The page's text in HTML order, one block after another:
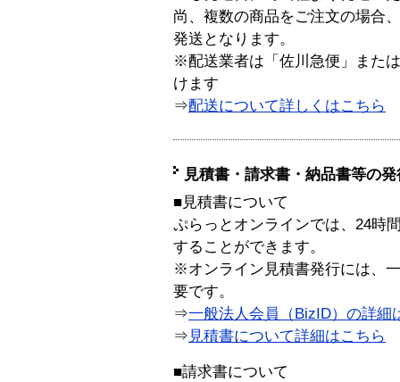
尚、複数の商品をご注文の場合
発送となります。
※配送業者は「佐川急便」また
けます
⇒配送について詳しくはこちら
見積書・請求書・納品書等の
■見積書について
ぷらっとオンラインでは、24時
することができます。
※オンライン見積書発行には、
要です。
⇒一般法人会員（BizID）の詳細
⇒ 見積書について詳細はこちら
■請求書について